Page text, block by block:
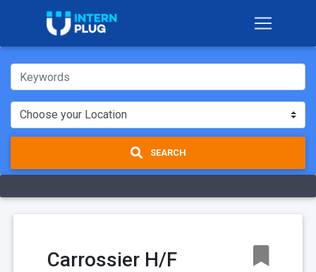
SEARCH
Carrossier H/F